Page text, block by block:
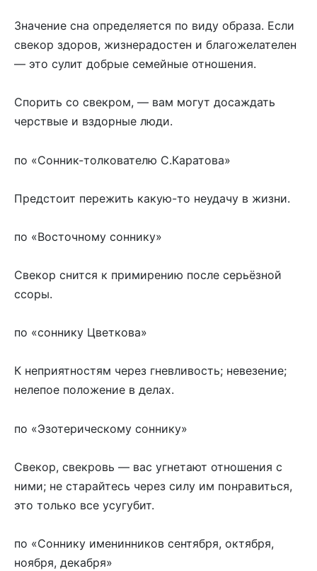
Значение сна определяется по виду образа. Если
свекор здоров, жизнерадостен и благожелателен
— это сулит добрые семейные отношения.
Спорить со свекром, — вам могут досаждать
черствые и вздорные люди.
по «Сонник-толкователю С.Каратова»
Предстоит пережить какую-то неудачу в жизни.
по «Восточному соннику»
Свекор снится к примирению после серьёзной
ссоры.
по «соннику Цветкова»
К неприятностям через гневливость; невезение;
нелепое положение в делах.
по «Эзотерическому соннику»
Свекор, свекровь — вас угнетают отношения с
ними; не старайтесь через силу им понравиться,
это только все усугубит.
по «Соннику именинников сентября, октября,
ноября, декабря»